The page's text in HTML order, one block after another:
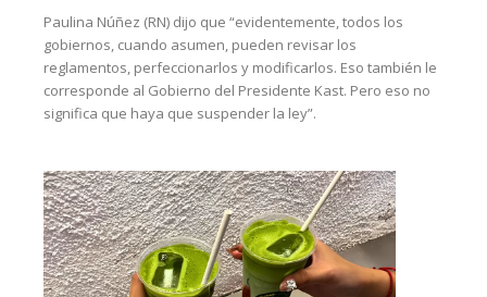
Paulina Núñez (RN) dijo que “evidentemente, todos los
gobiernos, cuando asumen, pueden revisar los
reglamentos, perfeccionarlos y modificarlos. Eso también le
corresponde al Gobierno del Presidente Kast. Pero eso no
significa que haya que suspender la ley”.